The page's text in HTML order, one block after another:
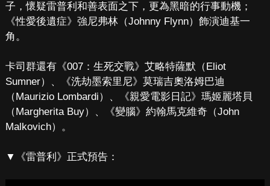
子，懷疑雷普利和善表面之下，更為黑暗的行事動機；
《性愛後遺症》強尼弗林（Johnny Flynn）飾演迪基一
角。
卡司群還有《007：生死交戰》艾略特薩默（Eliot
Sumner）、《洗劫墨索里尼》莫瑞吉奧洛姆巴迪
（Maurizio Lombardi）、《親愛電影日記》瑪姬麗塔貝
（Margherita Buy）、《變腦》約翰馬克維奇（John
Malkovich）。
▼《雷普利》正式預告：